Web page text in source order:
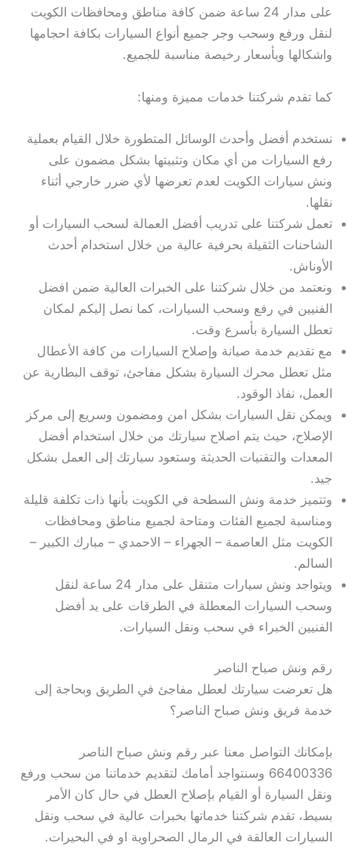
على مدار 24 ساعة ضمن كافة مناطق ومحافظات الكويت
لنقل ورفع وسحب وجر جميع أنواع السيارات بكافة احجامها
واشكالها وبأسعار رخيصة مناسبة للجميع.
كما تقدم شركتنا خدمات مميزة ومنها:
نستخدم أفضل وأحدث الوسائل المتطورة خلال القيام بعملية
رفع السيارات من أي مكان وتثبيتها بشكل مضمون على
ونش سيارات الكويت لعدم تعرضها لأي ضرر خارجي أثناء
نقلها.
تعمل شركتنا على تدريب أفضل العمالة لسحب السيارات أو
الشاحنات الثقيلة بحرفية عالية من خلال استخدام أحدث
الأوناش.
ونعتمد من خلال شركتنا على الخبرات العالية ضمن افضل
الفنيين في رفع وسحب السيارات، كما نصل إليكم لمكان
تعطل السيارة بأسرع وقت.
مع تقديم خدمة صيانة وإصلاح السيارات من كافة الأعطال
مثل تعطل محرك السيارة بشكل مفاجئ، توقف البطارية عن
العمل، نفاذ الوقود.
ويمكن نقل السيارات بشكل امن ومضمون وسريع إلى مركز
الإصلاح، حيث يتم اصلاح سيارتك من خلال استخدام أفضل
المعدات والتقنيات الحديثة وستعود سيارتك إلى العمل بشكل
جيد.
وتتميز خدمة ونش السطحة في الكويت بأنها ذات تكلفة قليلة
ومناسبة لجميع الفئات ومتاحة لجميع مناطق ومحافظات
الكويت مثل العاصمة – الجهراء – الاحمدي – مبارك الكبير –
السالم.
ويتواجد ونش سيارات متنقل على مدار 24 ساعة لنقل
وسحب السيارات المعطلة في الطرقات على يد أفضل
الفنيين الخبراء في سحب ونقل السيارات.
رقم ونش صباح الناصر
هل تعرضت سيارتك لعطل مفاجئ في الطريق وبحاجة إلى
خدمة فريق ونش صباح الناصر؟
بإمكانك التواصل معنا عبر رقم ونش صباح الناصر
66400336 وسنتواجد أمامك لتقديم خدماتنا من سحب ورفع
ونقل السيارة أو القيام بإصلاح العطل في حال كان الأمر
بسيط، تقدم شركتنا خدماتها بخبرات عالية في سحب ونقل
السيارات العالقة في الرمال الصحراوية او في البحيرات.